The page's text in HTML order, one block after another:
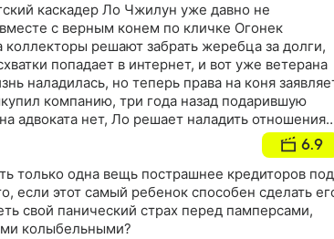
каскадер Ло Чжилун уже давно не
с верным конем по кличке Огонек
коллекторы решают забрать жеребца за долги,
попадает в интернет, и вот уже ветерана
наладилась, но теперь права на коня
компанию, три года назад подарившую
адвоката нет, Ло решает наладить отношения
он не общался несколько лет
6.9
только одна вещь пострашнее кредиторов под
этот самый ребенок способен сделать
свой панический страх перед памперсами,
колыбельными?